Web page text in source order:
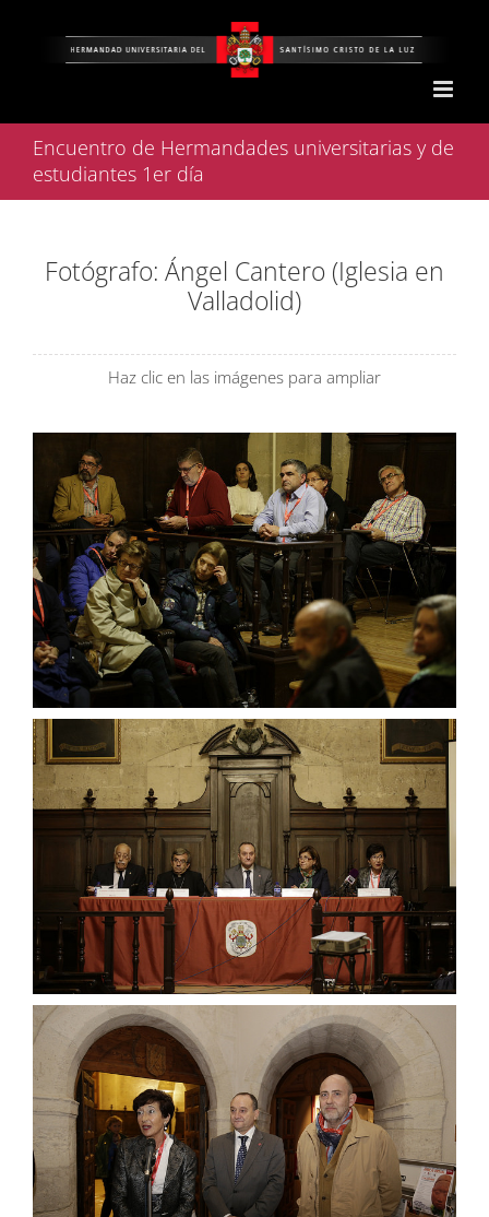
contenido
Encuentro de Hermandades universitarias y de
estudiantes 1er día
Fotógrafo: Ángel Cantero (Iglesia en
Valladolid)
Haz clic en las imágenes para ampliar